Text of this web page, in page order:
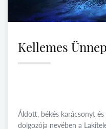
Kellemes
Áldott, békés karácsonyt
dolgozója nevében a